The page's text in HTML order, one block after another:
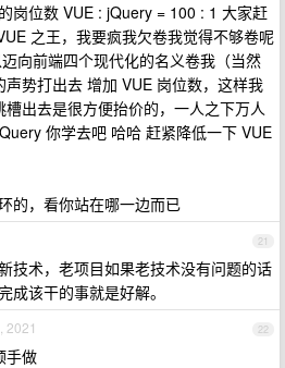
岗位数 VUE : jQuery = 100 : 1 大家赶
之王，我要疯我欠卷我觉得不够卷呢
向前端四个现代化的名义卷我（当然
势打出去 增加 VUE 岗位数，这样我
出去是很方便抬价的，一人之下万人
你学去吧 哈哈 赶紧降低一下 VUE
的，看你站在哪一边而已
21
技术，老项目如果老技术没有问题的话
成该干的事就是好解。
22
2021
手做